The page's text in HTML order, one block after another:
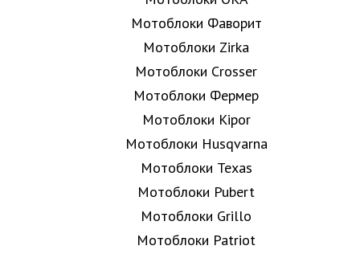
Мотоблоки Фаворит
Мотоблоки Zirka
Мотоблоки Crosser
Мотоблоки Фермер
Мотоблоки Kipor
Мотоблоки Husqvarna
Мотоблоки Texas
Мотоблоки Pubert
Мотоблоки Grillo
Мотоблоки Patriot